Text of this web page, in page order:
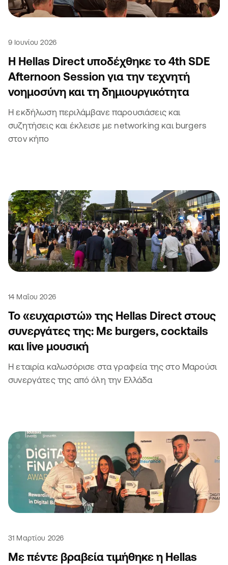
9 Ιουνίου 2026
Η Hellas Direct υποδέχθηκε το 4th SDE
Afternoon Session για την τεχνητή
νοημοσύνη και τη δημιουργικότητα
Η εκδήλωση περιλάμβανε παρουσιάσεις και
συζητήσεις και έκλεισε με networking και burgers
στον κήπο
14 Μαΐου 2026
Το «ευχαριστώ» της Hellas Direct στους
συνεργάτες της: Με burgers, cocktails
και live μουσική
Η εταιρία καλωσόρισε στα γραφεία της στο Μαρούσι
συνεργάτες της από όλη την Ελλάδα
31 Μαρτίου 2026
Με πέντε βραβεία τιμήθηκε η Hellas